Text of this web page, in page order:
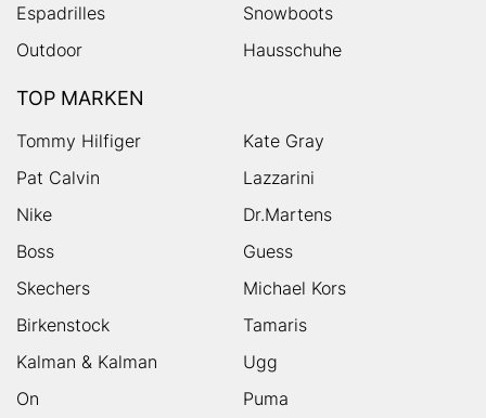
Espadrilles
Snowboots
Outdoor
Hausschuhe
TOP MARKEN
Tommy Hilfiger
Kate Gray
Pat Calvin
Lazzarini
Nike
Dr.Martens
Boss
Guess
Skechers
Michael Kors
Birkenstock
Tamaris
Kalman & Kalman
Ugg
On
Puma